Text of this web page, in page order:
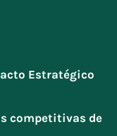
Estratégico
competitivas de